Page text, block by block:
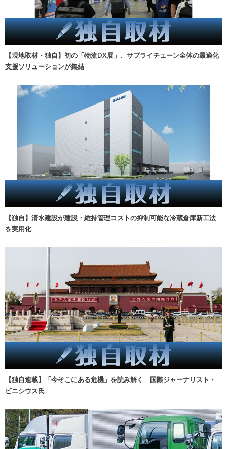
【現地取材・独自】初の「物流DX展」、サプライチェーン全体の最適化
支援ソリューションが集結
【独自】清水建設が建設・維持管理コストの抑制可能な冷蔵倉庫新工法
を実用化
【独自連載】「今そこにある危機」を読み解く 国際ジャーナリスト・
ビニシウス氏